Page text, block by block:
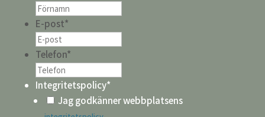
E-post*
Telefon*
Integritetspolicy*
Jag godkänner webbplatsens